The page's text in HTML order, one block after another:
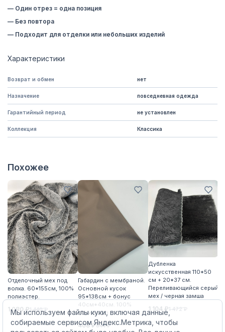
— Один отрез = одна позиция
— Без повтора
— Подходит для отделки или небольших изделий
Характеристики
Возврат и обмен нет
Назначение повседневная одежда
Гарантийный период не установлен
Коллекция Классика
Похожее
Отделочный мех под
волка. 60*155см, 100%
полиэстер.
1 080 ₽ 1 440 ₽
Габардин с мембраной.
Основной кусок
95*138см + бонус
40см*40см. 100%
полиэстер
408 ₽544 ₽
Дубленка
искусственная 110*50
см + 20*37 см.
Переливающийся серый
мех / черная замша
1 104 ₽ 1 472 ₽
Мы используем файлы куки, включая данные,
собираемые сервисом Яндекс.Метрика, чтобы